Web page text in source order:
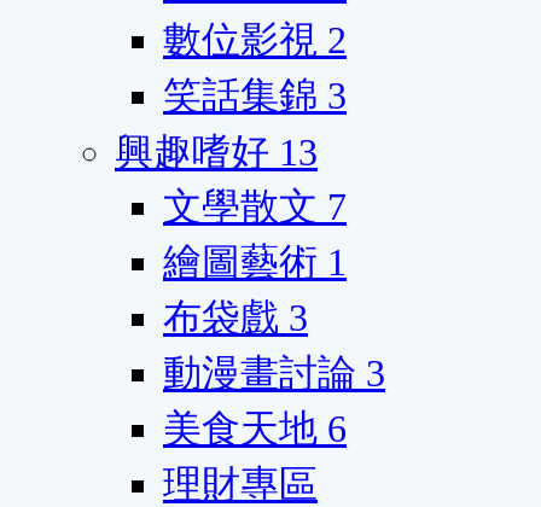
數位影視 2
笑話集錦 3
興趣嗜好 13
文學散文 7
繪圖藝術 1
布袋戲 3
動漫畫討論 3
美食天地 6
理財專區